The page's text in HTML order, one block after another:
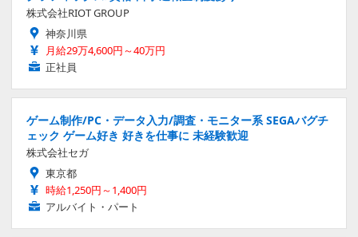
株式会社RIOT GROUP
神奈川県
月給29万4,600円～40万円
正社員
ゲーム制作/PC・データ入力/調査・モニター系 SEGAバグチ
ェック ゲーム好き 好きを仕事に 未経験歓迎
株式会社セガ
東京都
時給1,250円～1,400円
アルバイト・パート